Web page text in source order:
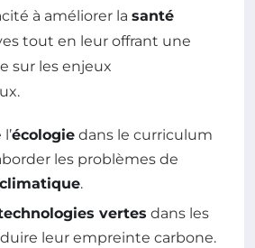
à améliorer la santé
tout en leur offrant une
sur les enjeux
écologie dans le curriculum
les problèmes de
.
vertes dans les
leur empreinte carbone.